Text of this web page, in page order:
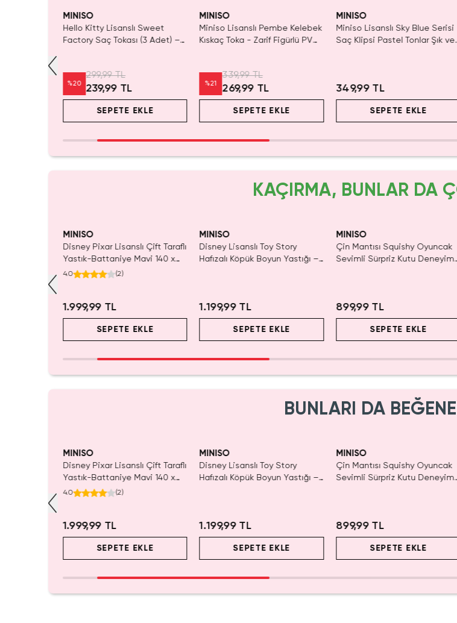
MINISO
Hello Kitty Lisanslı Sweet
Factory Saç Tokası (3 Adet) –
%20
299,99 TL
239,99 TL
SEPETE EKLE
MINISO
Miniso Lisanslı Pembe Kelebek
Kıskaç Toka - Zarif Figürlü PVC
%21
339,99 TL
269,99 TL
SEPETE EKLE
MINISO
Miniso Lisanslı Sky Blue Serisi
Saç Klipsi Pastel Tonlar Şık ve
349,99 TL
SEPETE EKLE
KAÇIRMA, BUNLAR DA
MINISO
Disney Pixar Lisanslı Çift Taraflı
Yastık-Battaniye Mavi 140 x
100 Cm – 2'si 1 Arada Konfor
4.0 (2)
1.999,99 TL
SEPETE EKLE
MINISO
Disney Lisanslı Toy Story
Hafızalı Köpük Boyun Yastığı –
1.199,99 TL
SEPETE EKLE
MINISO
Çin Mantısı Squishy Oyuncak
Sevimli Sürpriz Kutu Deneyimi
899,99 TL
SEPETE EKLE
BUNLARI DA
MINISO
Disney Pixar Lisanslı Çift Taraflı
Yastık-Battaniye Mavi 140 x
100 Cm – 2'si 1 Arada Konfor
4.0 (2)
1.999,99 TL
SEPETE EKLE
MINISO
Disney Lisanslı Toy Story
Hafızalı Köpük Boyun Yastığı –
1.199,99 TL
SEPETE EKLE
MINISO
Çin Mantısı Squishy Oyuncak
Sevimli Sürpriz Kutu Deneyimi
899,99 TL
SEPETE EKLE